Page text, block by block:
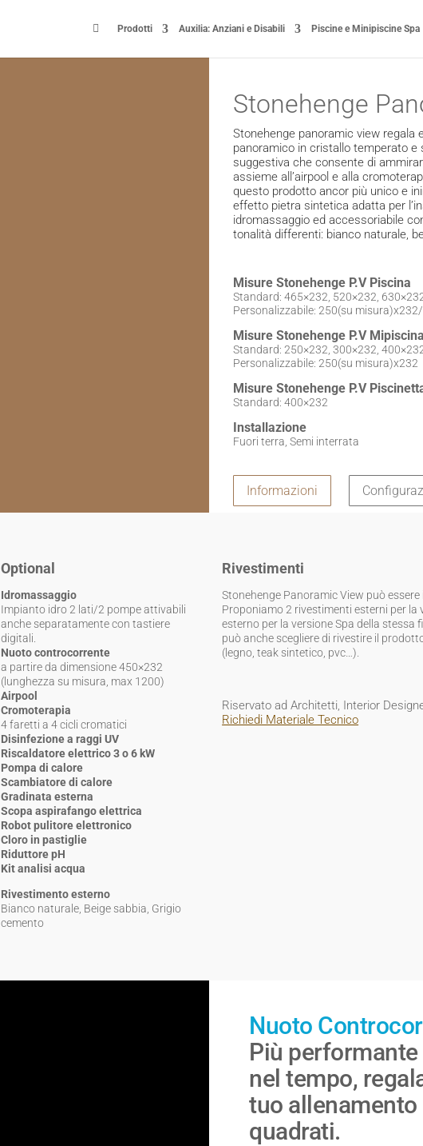
 Prodotti Auxilia: Anziani e Disabili Piscine e Minipiscine Spa
Stonehenge
Stonehenge panoramic view regala
panoramico in cristallo temperato
suggestiva che consente di
assieme all’airpool e alla
questo prodotto ancor più unico e
effetto pietra sintetica adatta per
idromassaggio ed accessoriabile
tonalità differenti: bianco naturale,
Misure Stonehenge P.V Piscina
Standard: 465×232, 520×232,
Personalizzabile: 250(su
Misure Stonehenge P.V Mipiscina
Standard: 250×232, 300×232,
Personalizzabile: 250(su misura)x232
Misure Stonehenge P.V
Standard: 400×232
Installazione
Fuori terra, Semi interrata
Informazioni
Optional
Idromassaggio
Impianto idro 2 lati/2 pompe attivabili
anche separatamente con tastiere
digitali.
Nuoto controcorrente
a partire da dimensione 450×232
(lunghezza su misura, max 1200)
Airpool
Cromoterapia
4 faretti a 4 cicli cromatici
Disinfezione a raggi UV
Riscaldatore elettrico 3 o 6 kW
Pompa di calore
Scambiatore di calore
Gradinata esterna
Scopa aspirafango elettrica
Robot pulitore elettronico
Cloro in pastiglie
Riduttore pH
Kit analisi acqua
Rivestimento esterno
Bianco naturale, Beige sabbia, Grigio
cemento
Rivestimenti
Stonehenge Panoramic View può
Proponiamo 2 rivestimenti esterni per la
esterno per la versione Spa della stessa
può anche scegliere di rivestire il
(legno, teak sintetico, pvc…).
Riservato ad Architetti, Interior
Richiedi Materiale Tecnico
Nuoto
Più
nel tempo,
tuo
quadrati.